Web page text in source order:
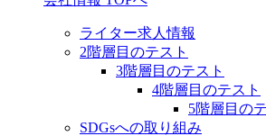
ライター求人情報
2階層目のテスト
3階層目のテスト
4階層目のテスト
5階層目の
SDGsへの取り組み